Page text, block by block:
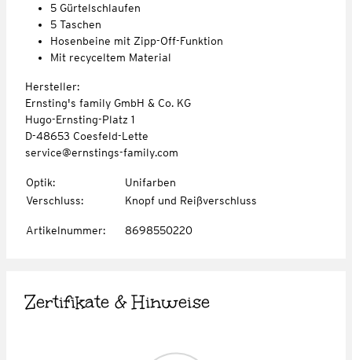
5 Gürtelschlaufen
5 Taschen
Hosenbeine mit Zipp-Off-Funktion
Mit recyceltem Material
Hersteller:
Ernsting's family GmbH & Co. KG
Hugo-Ernsting-Platz 1
D-48653 Coesfeld-Lette
service@ernstings-family.com
Optik:
Unifarben
Verschluss: Knopf und Reißverschluss
Artikelnummer: 8698550220
Zertifikate & Hinweise